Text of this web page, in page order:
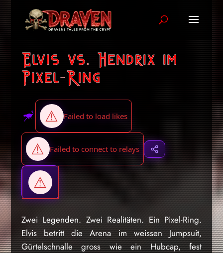
Elvis vs. Hendrix im
Pixel-Ring
Zwei Legenden. Zwei Realitäten. Ein Pixel-Ring.
Elvis betritt die Arena im weissen Jumpsuit,
Gürtelschnalle gross wie ein Hubcap, fest